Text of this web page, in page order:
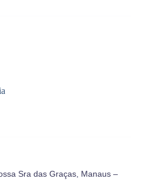
Sra das Graças, Manaus –